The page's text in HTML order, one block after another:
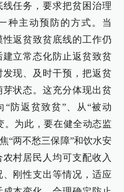
任务，要求把贫困治理
种主动预防的方式。当
返贫致贫底线的工作仍
立常态化防止返贫致贫
现、及时干预，把返贫
状态。这充分体现出贫
“防返贫致贫”、从“被动
。为此，要在健全动态监
“两不愁三保障”和饮水安
村居民人均可支配收入
刚性支出等情况，适应